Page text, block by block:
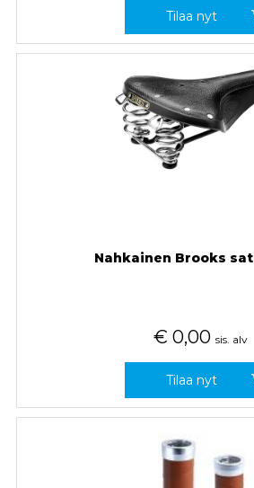
Tilaa nyt
Nahkainen Brooks
€ 0,00 sis. alv
Tilaa nyt